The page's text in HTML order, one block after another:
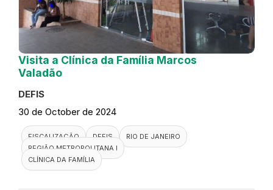
Visita a Clínica da Família Marcos
Valadão
DEFIS
30 de October de 2024
FISCALIZAÇÃO DEFIS
RIO DE JANEIRO
REGIÃO METROPOLITANA I
CLÍNICA DA FAMÍLIA